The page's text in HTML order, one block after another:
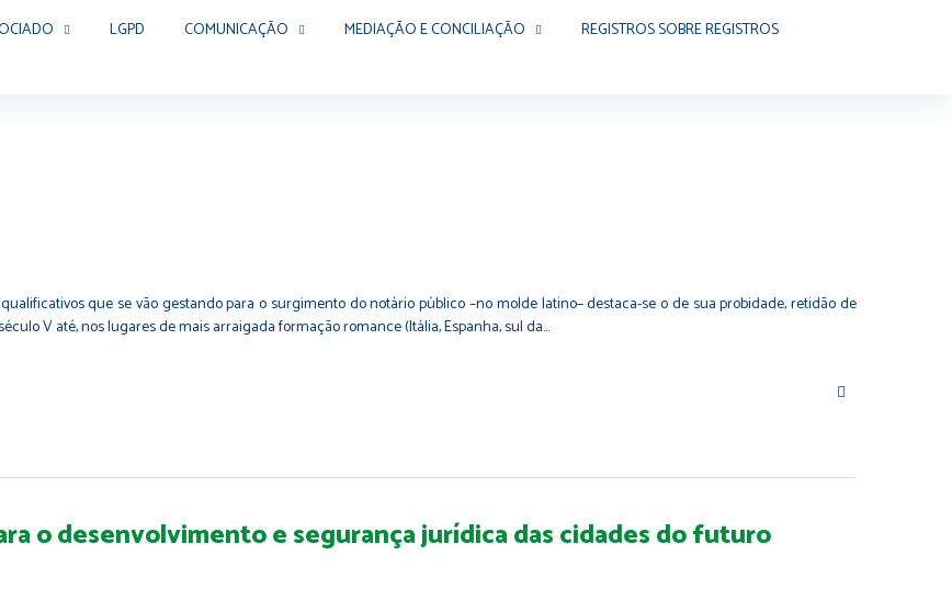
LGPD COMUNICAÇÃO MEDIAÇÃO E CONCILIAÇÃO
REGISTROS SOBRE REGISTROS
que se vão gestando para o surgimento do notário público –no molde latino– destaca-se o de sua probidade, retidão de
V até, nos lugares de mais arraigada formação romance (Itália, Espanha, sul da…
o desenvolvimento e segurança jurídica das cidades do futuro